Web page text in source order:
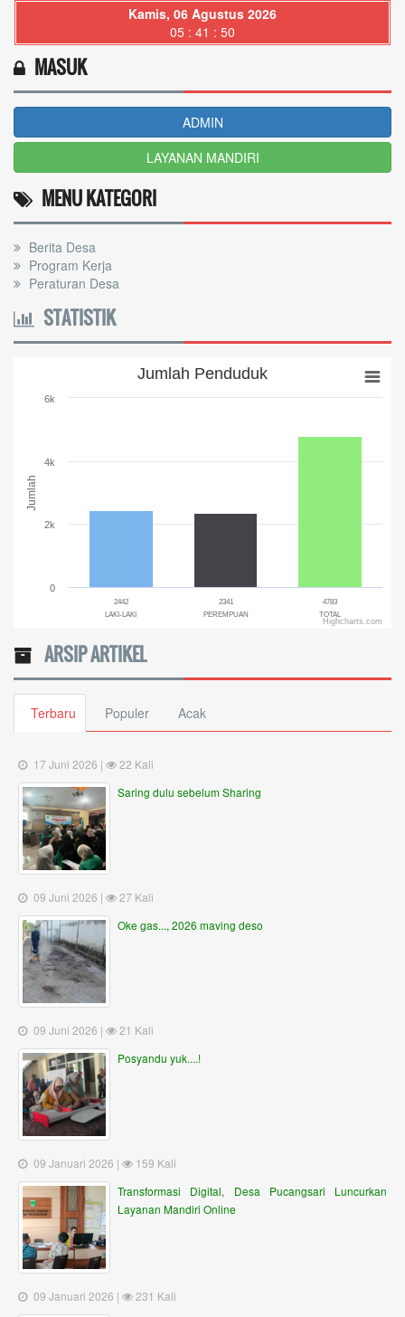
Kamis, 06 Agustus 2026
05 : 41 : 51
MASUK
ADMIN
LAYANAN MANDIRI
MENU KATEGORI
Berita Desa
Program Kerja
Peraturan Desa
STATISTIK
Bar chart with 3 bars.
The chart has 1 Y axis displaying Jumlah. Range: 0 to 6000.
Jumlah
Jumlah Penduduk
2442
LAKI-LAKI
2341
PEREMPUAN
4783
TOTAL
0
2k
4k
6k
Highcharts.com
ARSIP ARTIKEL
Terbaru Populer Acak
17 Juni 2026 |
22 Kali
Saring dulu sebelum Sharing
09 Juni 2026 |
27 Kali
Oke gas..., 2026 maving deso
09 Juni 2026 |
21 Kali
Posyandu yuk....!
09 Januari 2026 |
159 Kali
Transformasi Digital, Desa Pucangsari Luncurkan
Layanan Mandiri Online
09 Januari 2026 |
231 Kali